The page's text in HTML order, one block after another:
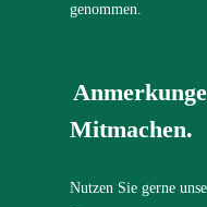
genommen.
Mitmachen.
Nutzen Sie gerne